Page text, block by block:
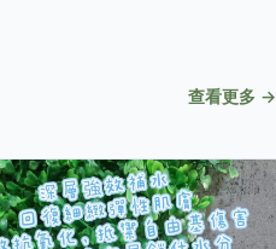
查看更多 →